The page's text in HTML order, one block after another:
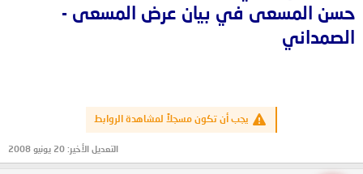
حسن المسعى في بيان عرض المسعى -
الصمداني
يجب أن تكون مسجلاً لمشاهدة الروابط
التعديل الأخير: 20 يونيو 2008